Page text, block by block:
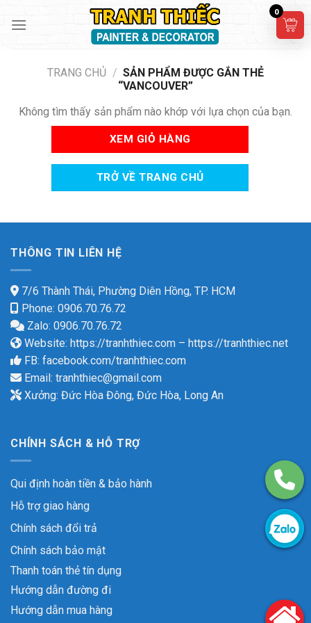
TRANG CHỦ / SẢN PHẨM ĐƯỢC GẮN THẺ
“VANCOUVER”
Không tìm thấy sản phẩm nào khớp với lựa chọn của bạn.
XEM GIỎ HÀNG
TRỞ VỀ TRANG CHỦ
THÔNG TIN LIÊN HỆ
7/6 Thành Thái, Phường Diên Hồng, TP. HCM
Phone: 0906.70.76.72
Zalo: 0906.70.76.72
Website: https://tranhthiec.com – https://tranhthiec.net
FB: facebook.com/tranhthiec.com
Email: tranhthiec@gmail.com
Xưởng: Đức Hòa Đông, Đức Hòa, Long An
CHÍNH SÁCH & HỖ TRỢ
Qui định hoàn tiền & bảo hành
Hỗ trợ giao hàng
Chính sách đổi trả
Chính sách bảo mật
Thanh toán thẻ tín dụng
Hướng dẫn đường đi
Hướng dẫn mua hàng
0